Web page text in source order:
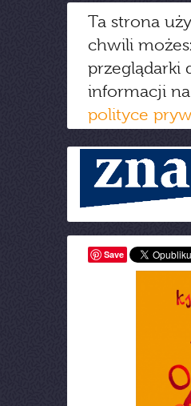
Ta strona
chwili
przeglądarki
informacji
polityce
Save